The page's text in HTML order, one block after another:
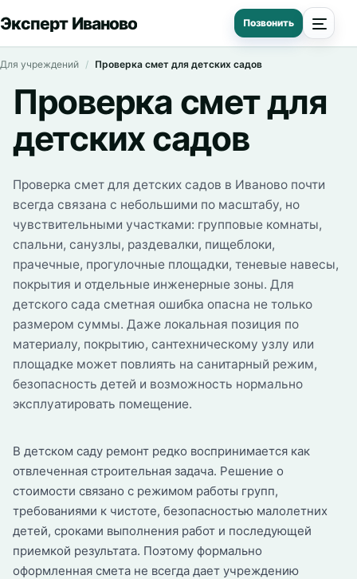
Эксперт Иваново
Для учреждений Проверка смет для детских садов
Проверка смет для
детских садов
Проверка смет для детских садов в Иваново почти
всегда связана с небольшими по масштабу, но
чувствительными участками: групповые комнаты,
спальни, санузлы, раздевалки, пищеблоки,
прачечные, прогулочные площадки, теневые навесы,
покрытия и отдельные инженерные зоны. Для
детского сада сметная ошибка опасна не только
размером суммы. Даже локальная позиция по
материалу, покрытию, сантехническому узлу или
площадке может повлиять на санитарный режим,
безопасность детей и возможность нормально
эксплуатировать помещение.
В детском саду ремонт редко воспринимается как
отвлеченная строительная задача. Решение о
стоимости связано с режимом работы групп,
требованиями к чистоте, безопасностью малолетних
детей, сроками выполнения работ и последующей
приемкой результата. Поэтому формально
оформленная смета не всегда дает учреждению